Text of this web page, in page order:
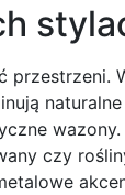
przestrzeni.
naturalne
czy